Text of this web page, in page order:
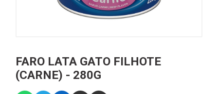
FARO LATA GATO FILHOTE
(CARNE) - 280G